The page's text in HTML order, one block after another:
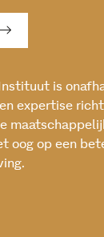
is
expertise
oog op een